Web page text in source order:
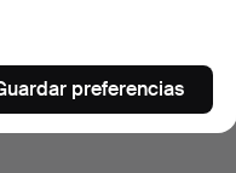
preferencias